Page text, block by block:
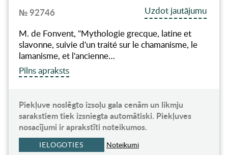
№ 92746
Uzdot jautājumu
M. de Fonvent, "Mythologie grecque, latine et
slavonne, suivie d'un traité sur le chamanisme, le
lamanisme, et l'ancienne…
Pilns apraksts
Piekļuve noslēgto izsoļu gala cenām un likmju
sarakstiem tiek izsniegta automātiski. Piekļuves
nosacījumi ir aprakstīti noteikumos.
IELOGOTIES Noteikumi